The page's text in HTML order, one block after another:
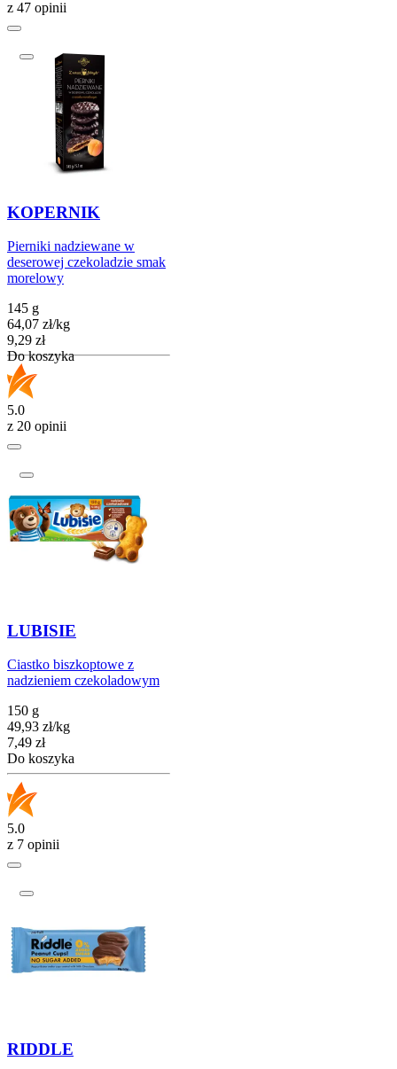
z 47 opinii
KOPERNIK
Pierniki nadziewane w
deserowej czekoladzie smak
morelowy
145 g
64,07 zł/kg
Cena
9,29 zł
Do koszyka
5.0
z 20 opinii
LUBISIE
Ciastko biszkoptowe z
nadzieniem czekoladowym
150 g
49,93 zł/kg
Cena
7,49 zł
Do koszyka
5.0
z 7 opinii
RIDDLE